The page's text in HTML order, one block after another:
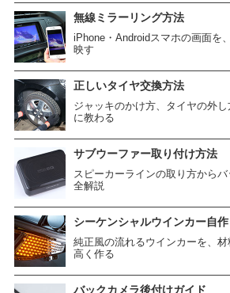
無線ミラーリング方法
iPhone・Androidスマホの画面を
映す
正しいタイヤ交換方法
ジャッキのかけ方、タイヤの外
に教わる
サブウーファー取り付け方法
スピーカーラインの取り方から
全解説
シーケンシャルウインカー自作
純正風の流れるウインカーを、
高く作る
バックカメラ後付けガイド